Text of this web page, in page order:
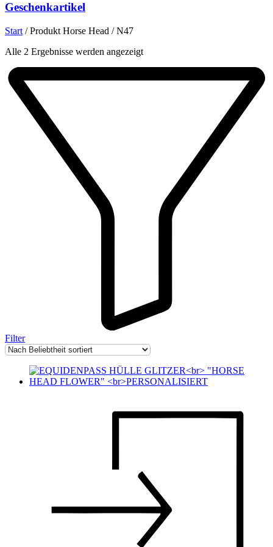
Geschenkartikel
Start /Produkt Horse Head /N47
Alle 2 Ergebnisse werden angezeigtNach
Filter